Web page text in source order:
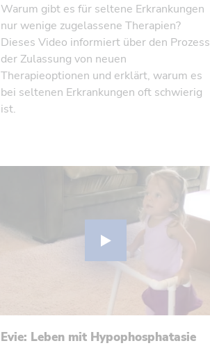
Warum gibt es für seltene Erkrankungen
nur wenige zugelassene Therapien?
Dieses Video informiert über den Prozess
der Zulassung von neuen
Therapieoptionen und erklärt, warum es
bei seltenen Erkrankungen oft schwierig
ist.
Evie: Leben mit Hypophosphatasie